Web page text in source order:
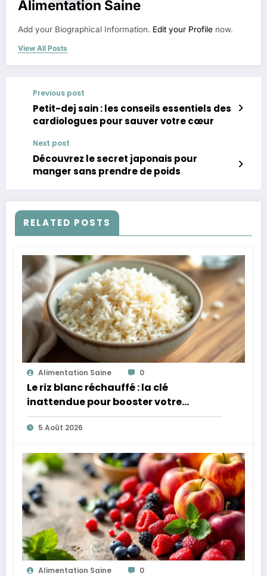
Alimentation Saine
Add your Biographical Information. Edit your Profile now.
View All Posts
Previous post
Petit-dej sain : les conseils essentiels des
cardiologues pour sauver votre cœur
Next post
Découvrez le secret japonais pour
manger sans prendre de poids
RELATED POSTS
Alimentation Saine 0
Le riz blanc réchauffé : la clé
inattendue pour booster votre
microbiote
5 Août 2026
Alimentation Saine 0